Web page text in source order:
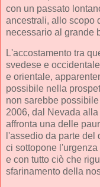
con un passato
ancestrali, allo scopo
necessario al grande
L'accostamento tra
svedese e
e orientale,
possibile nella
non sarebbe
2006, dal Nevada
affronta una delle
l'assedio da parte
ci sottopone
e con tutto ciò che
sfarinamento della